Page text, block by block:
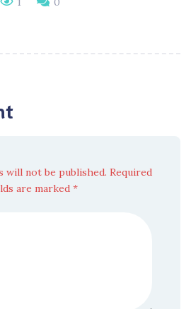
will not be published. Required
are marked *